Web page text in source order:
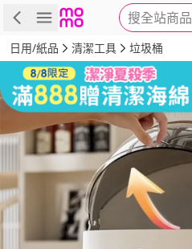
搜全站商品
商品 評價 詳情
日用/紙品 清潔工具 垃圾桶